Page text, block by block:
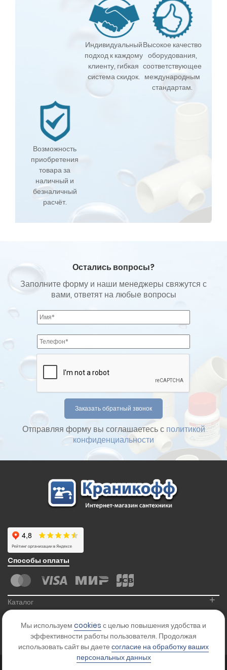
Индивидуальный
подход к каждому
клиенту, гибкая
система скидок.
Высокое качество
оборудования,
соответствующее
международным
стандартам.
Возможность
приобретения
товара за
наличный и
безналичный
расчёт.
Остались вопросы?
Заполните форму и наши менеджеры свяжутся с
вами, ответят на любые вопросы
Отправляя форму вы соглашаетесь с политикой
конфиденциальности
Cпособы оплаты
Каталог +
Контакты
. Все права защищены.
Мы используем cookies с целью повышения удобства и
эффективности работы пользователя. Продолжая
использовать сайт вы даете согласие на обработку ваших
персональных данных